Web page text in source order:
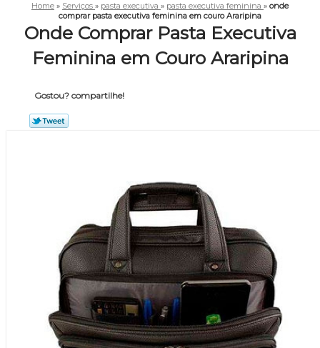
Home » Serviços » pasta executiva » pasta executiva feminina » onde
comprar pasta executiva feminina em couro Araripina
Onde Comprar Pasta Executiva
Feminina em Couro Araripina
Gostou? compartilhe!